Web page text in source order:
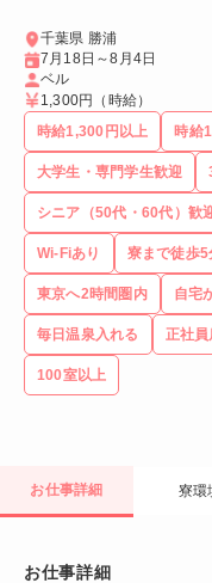
千葉県 勝浦
7月18日～8月4日
ベル
1,300円 （時給）
時給1,300円以上
時給
大学生・専門学生歓迎
シニア（50代・60代）歓
Wi-Fiあり 寮まで徒歩5
東京へ2時間圏内 自宅
毎日温泉入れる 正社員
100室以上
お仕事詳細 寮環
お仕事詳細